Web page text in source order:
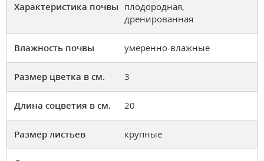
Характеристика почвы плодородная,
дренированная
Влажность почвы умеренно-влажные
Размер цветка в см. 3
Длина соцветия в см. 20
Размер листьев крупные